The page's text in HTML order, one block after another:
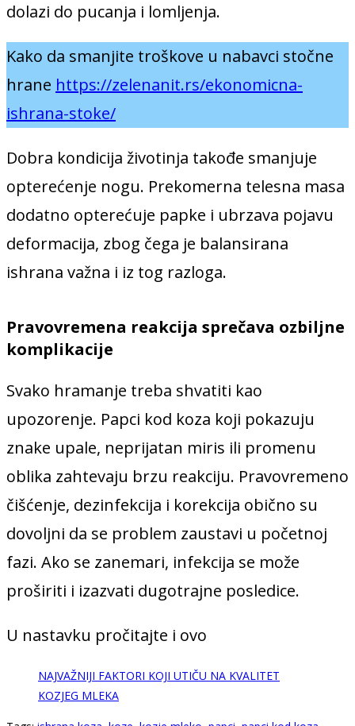
dolazi do pucanja i lomljenja.
Kako da smanjite troškove u nabavci stočne
hrane https://zelenanit.rs/ekonomicna-
ishrana-stoke/
Dobra kondicija životinja takođe smanjuje
opterećenje nogu. Prekomerna telesna masa
dodatno opterećuje papke i ubrzava pojavu
deformacija, zbog čega je balansirana
ishrana važna i iz tog razloga.
Pravovremena reakcija sprečava ozbiljne
komplikacije
Svako hramanje treba shvatiti kao
upozorenje. Papci kod koza koji pokazuju
znake upale, neprijatan miris ili promenu
oblika zahtevaju brzu reakciju. Pravovremeno
čišćenje, dezinfekcija i korekcija obično su
dovoljni da se problem zaustavi u početnoj
fazi. Ako se zanemari, infekcija se može
proširiti i izazvati dugotrajne posledice.
U nastavku pročitajte i ovo
NAJVAŽNIJI FAKTORI KOJI UTIČU NA KVALITET
KOZJEG MLEKA